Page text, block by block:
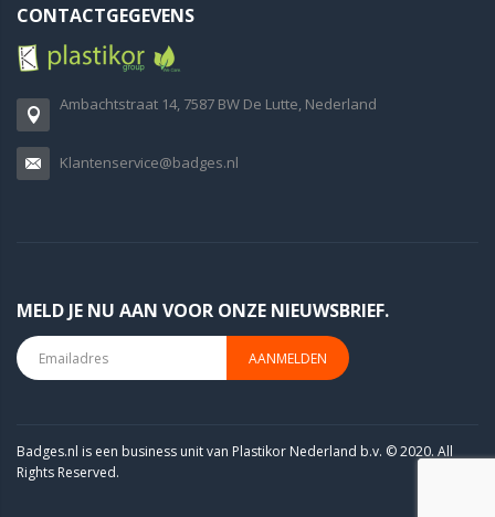
CONTACTGEGEVENS
Ambachtstraat 14, 7587 BW De Lutte, Nederland
Klantenservice@badges.nl
MELD JE NU AAN VOOR ONZE NIEUWSBRIEF.
AANMELDEN
Badges.nl is een business unit van Plastikor Nederland b.v. © 2020. All
Rights Reserved.